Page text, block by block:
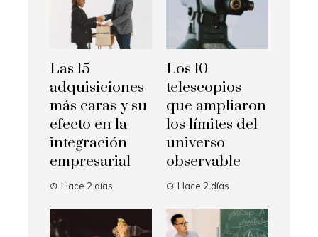
Las 15
adquisiciones
más caras y su
efecto en la
integración
empresarial
Hace 2 días
Los 10
telescopios
que ampliaron
los límites del
universo
observable
Hace 2 días